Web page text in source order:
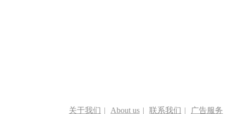
关于我们 | About us | 联系我们 | 广告服务